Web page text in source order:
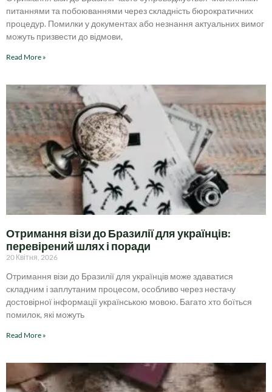
питаннями та побоюваннями через складність бюрократичних
процедур. Помилки у документах або незнання актуальних вимог
можуть призвести до відмови,
Read More »
Отримання візи до Бразилії для українців:
перевірений шлях і поради
20 Квітня, 2026
Отримання візи до Бразилії для українців може здаватися
складним і заплутаним процесом, особливо через нестачу
достовірної інформації українською мовою. Багато хто боїться
помилок, які можуть
Read More »